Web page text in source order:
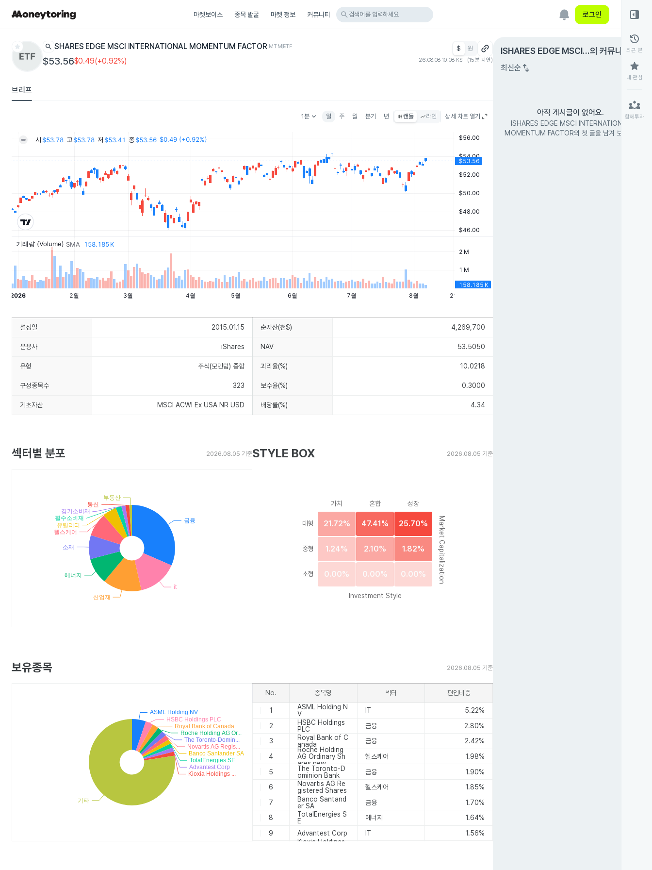
마켓보이스 종목 발굴 마켓 정보 커뮤니티 search 검색어를 입력하세요 로그인
star search ISHARES EDGE MSCI INTERNATIONAL MOMENTUM FACTORIMTMETF
$53.56$0.49(+0.92%)
$ 원
26.08.08 10:08 KST (15분 지연)
브리프
1분keyboard_arrow_down 일 주 월 분기 년 캔들 라인 상세 차트 열기
ISHARES EDGE MSCI I
NTERNATIONAL MOM
의 커뮤니티expand_circle_right
최신순 swap_vert
아직 게시글이 없어요.
ISHARES EDGE MSCI INTERNATIONAL
MOMENTUM FACTOR의 첫 글을 남겨 보세요.
right_panel_open
history
최근 본
star
내 관심
partner_exchange
함께투자